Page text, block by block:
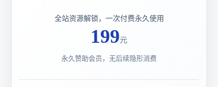
全站资源解锁，一次付费永久使用
199元
永久赞助会员，无后续隐形消费